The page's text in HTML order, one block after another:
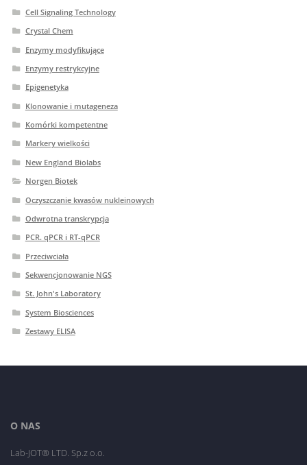
Cell Signaling Technology
Crystal Chem
Enzymy modyfikujące
Enzymy restrykcyjne
Epigenetyka
Klonowanie i mutageneza
Komórki kompetentne
Markery wielkości
New England Biolabs
Norgen Biotek
Oczyszczanie kwasów nukleinowych
Odwrotna transkrypcja
PCR. qPCR i RT-qPCR
Przeciwciała
Sekwencjonowanie NGS
St. John's Laboratory
System Biosciences
Zestawy ELISA
O NAS
Lab-JOT® LTD. Sp.z o.o.